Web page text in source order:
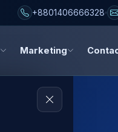
+8801406666328
Marketing